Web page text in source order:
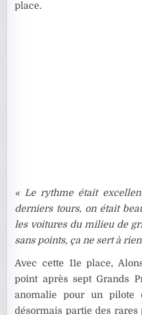
place.
« Le rythme était
derniers tours, on était
les voitures du milieu de
sans points, ça ne sert à
Avec cette 11e place,
point après sept Grands
anomalie pour un
désormais partie des rares